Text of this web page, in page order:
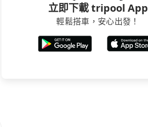
立即下載 tripool App
輕鬆搭車，安心出發！